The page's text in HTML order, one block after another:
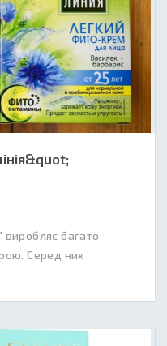
багато
Серед них